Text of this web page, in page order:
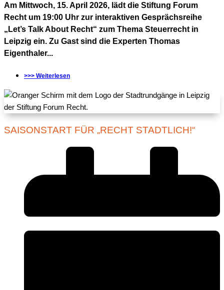
Am Mittwoch, 15. April 2026, lädt die Stiftung Forum
Recht um 19:00 Uhr zur interaktiven Gesprächsreihe
„Let’s Talk About Recht“ zum Thema Steuerrecht in
Leipzig ein. Zu Gast sind die Experten Thomas
Eigenthaler...
>>> Weiterlesen
SAISONSTART FÜR „RECHT STADTLICH!“